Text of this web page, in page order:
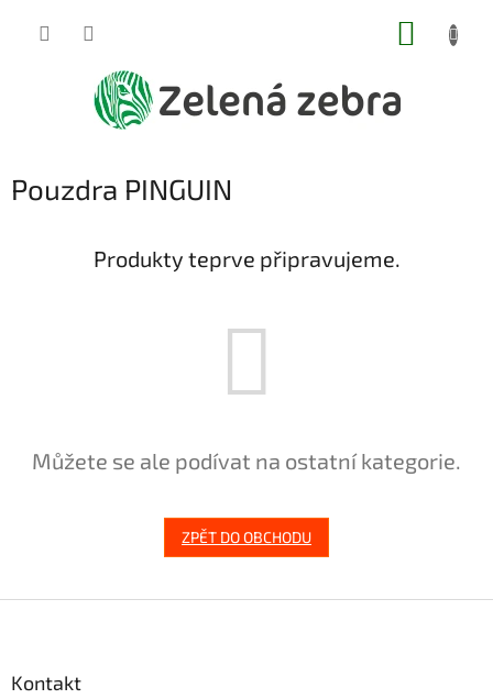
Pouzdra PINGUIN
Produkty teprve připravujeme.
Můžete se ale podívat na ostatní kategorie.
ZPĚT DO OBCHODU
Kontakt